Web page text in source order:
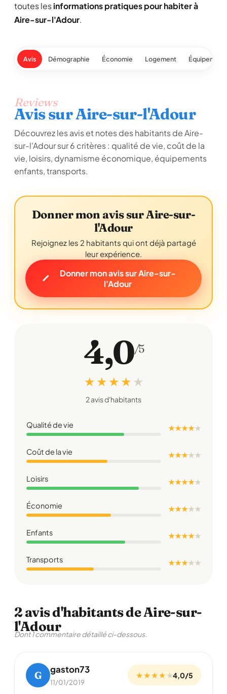
toutes lesinformations pratiques pour habiter à
Aire-sur-l'Adour.
Avis Démographie Économie Logement
Reviews
Avis sur Aire-sur-l'Adour
Découvrez les avis et notes des habitants de Aire-
sur-l'Adour sur 6 critères : qualité de vie, coût de la
vie, loisirs, dynamisme économique, équipements
enfants, transports.
Donner mon avis sur Aire-sur-
l'Adour
Rejoignez les 2 habitants qui ont déjà partagé
leur expérience.
Donner mon avis sur Aire-sur-
l'Adour
4,0/5
★ ★ ★ ★ ★
2 avis d'habitants
Qualité de vie ★ ★ ★ ★★
Coût de la vie ★ ★ ★★★
Loisirs ★ ★ ★ ★★
Économie ★ ★ ★★★
Enfants ★ ★ ★ ★★
Transports ★ ★ ★★★
2 avis d'habitants de Aire-sur-
l'Adour
Dont 1 commentaire détaillé ci-dessous.
G gaston73
11/01/2019
★ ★ ★ ★★4,0/5